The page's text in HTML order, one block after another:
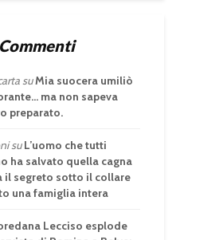
suMia suocera umiliò
ma non sapeva
preparato.
suL’uomo che tutti
ha salvato quella cagna
il segreto sotto il collare
una famiglia intera
Lecciso esplode